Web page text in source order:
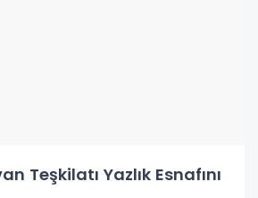
Teşkilatı Yazlık Esnafını